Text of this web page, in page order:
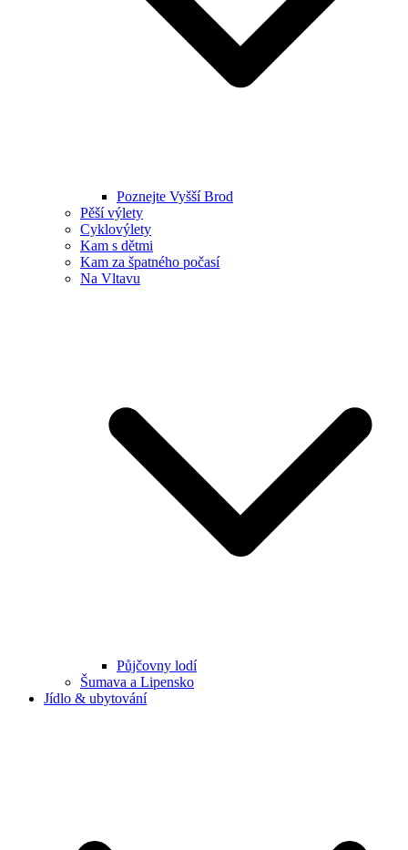
Poznejte Vyšší Brod
Pěší výlety
Cyklovýlety
Kam s dětmi
Kam za špatného počasí
Na Vltavu
Půjčovny lodí
Šumava a Lipensko
Jídlo & ubytování